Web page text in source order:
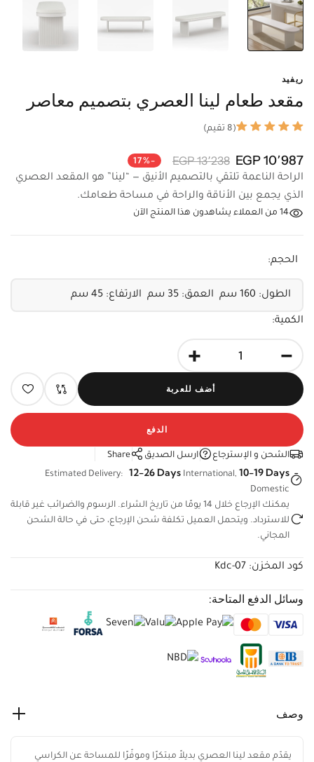
ريفيد
مقعد طعام لينا العصري بتصميم معاصر
(8 تقيم)
10٬987 EGP 13٬238 EGP -17%
الراحة الناعمة تلتقي بالتصميم الأنيق — “لينا” هو المقعد العصري
الذي يجمع بين الأناقة والراحة في مساحة طعامك.
14 من العملاء يشاهدون هذا المنتج الآن
الحجم:
الكمية:
-
+
أضف للعربة
الدفع
الشحن و الإسترجاع ارسل الصديق
Share
Estimated Delivery: 12-26 Days International, 10-19 Days
Domestic
يمكنك الإرجاع خلال 14 يومًا من تاريخ الشراء. الرسوم والضرائب غير
قابلة للاسترداد. ويتحمل العميل تكلفة شحن الإرجاع، حتى في حالة
الشحن المجاني.
كود المخزن: Kdc-07
وسائل الدفع المتاحة:
وصف
يقدّم مقعد لينا العصري بديلاً مبتكرًا وموفّرًا للمساحة عن الكراسي